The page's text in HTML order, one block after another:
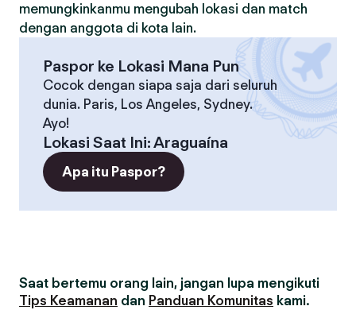
memungkinkanmu mengubah lokasi dan match
dengan anggota di kota lain.
Paspor ke Lokasi Mana Pun
Cocok dengan siapa saja dari seluruh
dunia. Paris, Los Angeles, Sydney.
Ayo!
Lokasi Saat Ini:Araguaína
Apa itu Paspor?
Saat bertemu orang lain, jangan lupa mengikuti
Tips Keamanan dan Panduan Komunitas kami.